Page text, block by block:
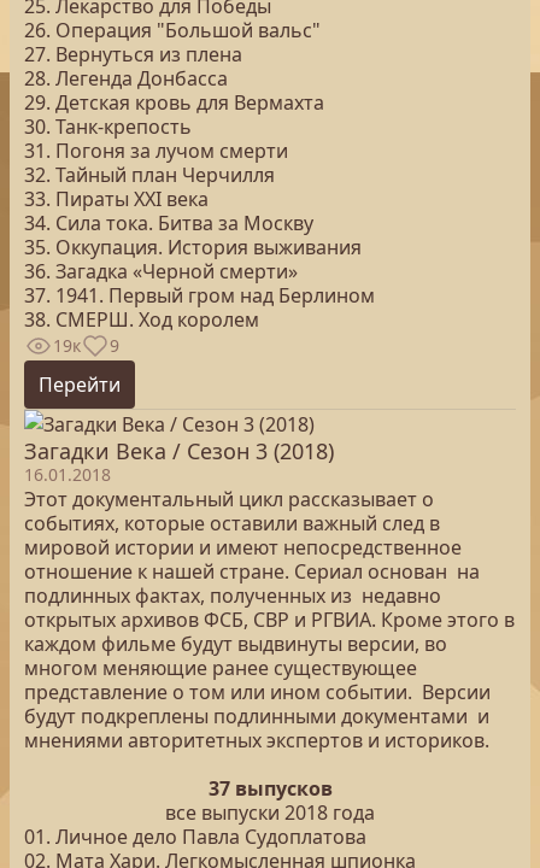
25. Лекарство для Победы
26. Операция "Большой вальс"
27. Вернуться из плена
28. Легенда Донбасса
29. Детская кровь для Вермахта
30. Танк-крепость
31. Погоня за лучом смерти
32. Тайный план Черчилля
33. Пираты ХХI века
34. Сила тока. Битва за Москву
35. Оккупация. История выживания
36. Загадка «Черной смерти»
37. 1941. Первый гром над Берлином
38. СМЕРШ. Ход королем
19к 9
Перейти
Загадки Века / Сезон 3 (2018)
16.01.2018
Этот документальный цикл рассказывает о
событиях, которые оставили важный след в
мировой истории и имеют непосредственное
отношение к нашей стране. Сериал основан на
подлинных фактах, полученных из недавно
открытых архивов ФСБ, СВР и РГВИА. Кроме этого в
каждом фильме будут выдвинуты версии, во
многом меняющие ранее существующее
представление о том или ином событии. Версии
будут подкреплены подлинными документами и
мнениями авторитетных экспертов и историков.
37 выпусков
все выпуски 2018 года
01. Личное дело Павла Судоплатова
02. Мата Хари. Легкомысленная шпионка